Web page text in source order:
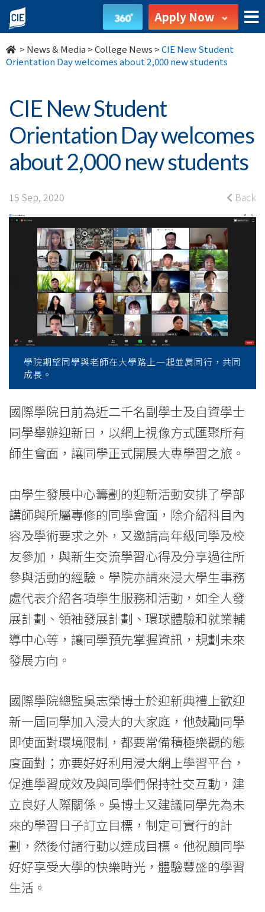
CIE
New
Student
Day
welcomes
about
2,000
new
students
College
News
College
of
International
Education
Hong
Kong
Baptist
University
Apply Now
> News & Media >College News >CIE New Student
Orientation Day welcomes about 2,000 new students
CIE New Student
Orientation Day welcomes
about 2,000 new students
15 Sep, 2020 Back
學院期望同學與老師在大學路上一起並肩同行，共同
成長。
國際學院日前為近二千名副學士及自資學士
同學舉辦迎新日，以網上視像方式匯聚所有
師生會面，讓同學正式開展大專學習之旅。
由學生發展中心籌劃的迎新活動安排了學部
講師與所屬專修的同學會面，除介紹科目內
容及學術要求之外，又邀請高年級同學及校
友參加，與新生交流學習心得及分享過往所
參與活動的經驗。學院亦請來浸大學生事務
處代表介紹各項學生服務和活動，如全人發
展計劃、領袖發展計劃、環球體驗和就業輔
導中心等，讓同學預先掌握資訊，規劃未來
發展方向。
國際學院總監吳志榮博士於迎新典禮上歡迎
新一屆同學加入浸大的大家庭，他鼓勵同學
即使面對環境限制，都要常備積極樂觀的態
度面對；亦要好好利用浸大網上學習平台，
促進學習成效及與同學們保持社交互動，建
立良好人際關係。吳博士又建議同學先為未
來的學習日子訂立目標，制定可實行的計
劃，然後付諸行動以達成目標。他祝願同學
好好享受大學的快樂時光，體驗豐盛的學習
生活。